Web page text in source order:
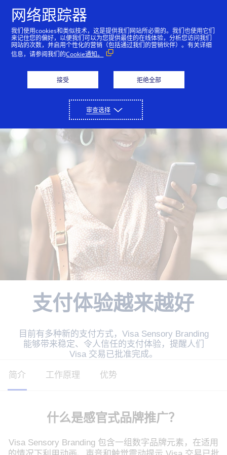
概述 消费者 商户 技术合作伙伴
支付体验越来越好
目前有多种新的支付方式，Visa Sensory Branding
能够带来稳定、令人信任的支付体验，提醒人们
Visa 交易已批准完成。
简介 工作原理 优势
什么是感官式品牌推广？
Visa Sensory Branding 包含一组数字品牌元素，在适用
网络跟踪器
我们使用cookies和类似技术，这是提供我们网站所必需的。我们也使用它们
来记住您的偏好，以便我们可以为您提供最佳的在线体验，分析您访问我们
网站的次数，并启用个性化的营销（包括通过我们的营销伙伴）。有关详细
信息，请参阅我们的Cookie通知。
接受 拒绝全部
审查选择